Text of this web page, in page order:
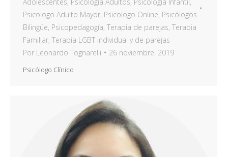
Psicologo Adulto Mayor, Psicologo Online, Psicólogos
Bilingüe, Psicopedagogía, Terapia de parejas, Terapia
Familiar, Terapia LGBT individual y de parejas
Por Leonardo Tognarelli 26 noviembre, 2019
Psicólogo Clínico